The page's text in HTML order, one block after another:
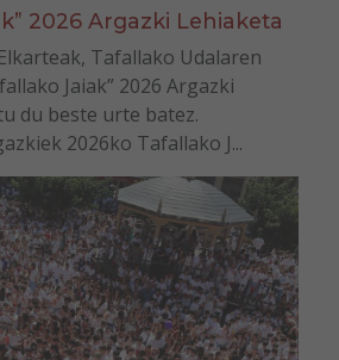
2026 Argazki Lehiaketa
Tafallako Udalaren
Jaiak” 2026 Argazki
du beste urte batez.
2026ko Tafallako J...